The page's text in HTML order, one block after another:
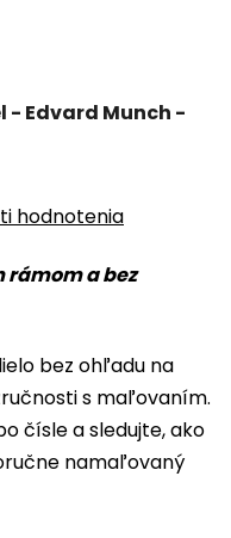
rámom a bez
bez ohľadu na
s maľovaním.
čísle a sledujte, ako
namaľovaný
Edvard Munch -
hodnotenia